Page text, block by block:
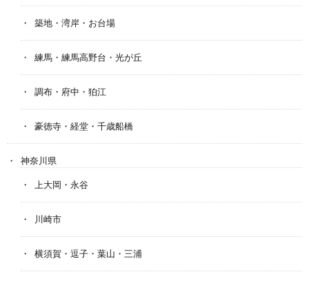
築地・湾岸・お台場
練馬・練馬高野台・光が丘
調布・府中・狛江
豪徳寺・経堂・千歳船橋
神奈川県
上大岡・永谷
川崎市
横須賀・逗子・葉山・三浦